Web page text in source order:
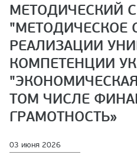
МЕТОДИЧЕСКИЙ
"МЕТОДИЧЕСКОЕ
РЕАЛИЗАЦИИ
КОМПЕТЕНЦИИ
ТОМ ЧИСЛЕ
ГРАМОТНОСТЬ»
03 июня 2026